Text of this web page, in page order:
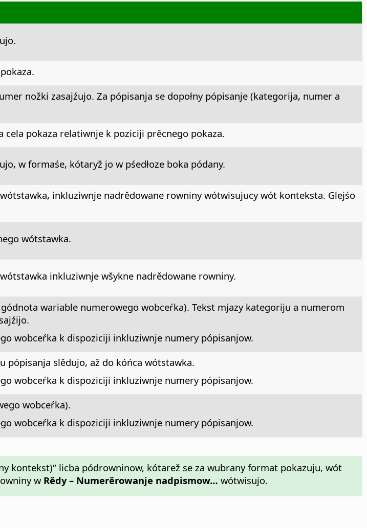
nožki zasajźujo. Za pópisanja se dopołny pópisanje (kategorija, numer a
cela pokaza relatiwnje k poziciji prěcnego pokaza.
w formaśe, kótaryž jo w pśedłoze boka pódany.
inkluziwnje nadrědowane rowniny wótwisujucy wót konteksta. Glejśo
wótstawka.
inkluziwnje wšykne nadrědowane rowniny.
wariable numerowego wobceŕka). Tekst mjazy kategoriju a numerom
wobceŕka k dispoziciji inkluziwnje numery pópisanjow.
slědujo, až do kóńca wótstawka.
wobceŕka k dispoziciji inkluziwnje numery pópisanjow.
wobceŕka).
wobceŕka k dispoziciji inkluziwnje numery pópisanjow.
kontekst)“ licba pódrowninow, kótarež se za wubrany format pokazuju, wót
wRědy – Numerěrowanje nadpismow… wótwisujo.